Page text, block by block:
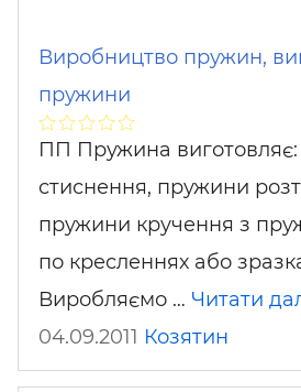
Виробництво пружин,
пружини
ПП Пружина
стиснення, пружини
пружини кручення з
по кресленнях або
Виробляємо … Читати
04.09.2011 Козятин